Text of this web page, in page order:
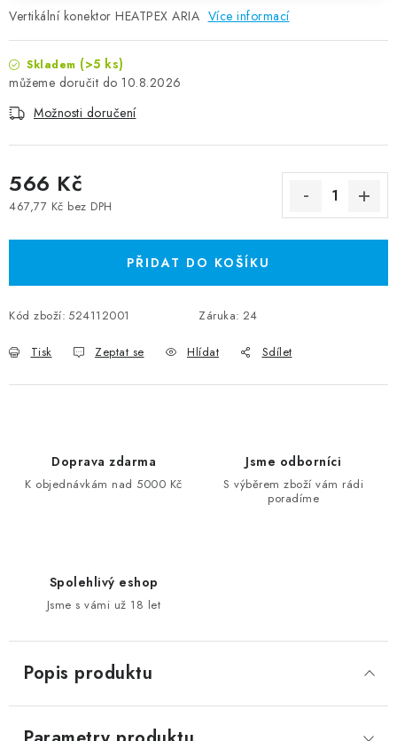
Vertikální konektor HEATPEX ARIA Více informací
Skladem (>5 ks)
10.8.2026
Možnosti doručení
566 Kč
467,77 Kč bez DPH
PŘIDAT DO KOŠÍKU
Kód zboží: 524112001 Záruka: 24
Tisk Zeptat se Hlídat Sdílet
Doprava zdarma
K objednávkám nad 5000 Kč
Jsme odborníci
S výběrem zboží vám rádi
poradíme
Spolehlivý eshop
Jsme s vámi už 18 let
Popis produktu